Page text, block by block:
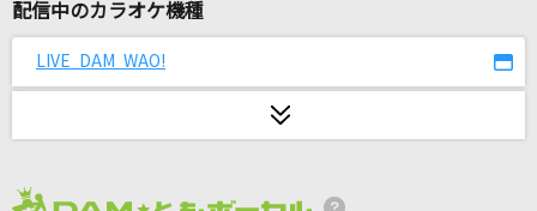
最後の雨
最高到達点(ONE PIECEアニメバージョン)
配信中のカラオケ機種
LIVE DAM WAO!